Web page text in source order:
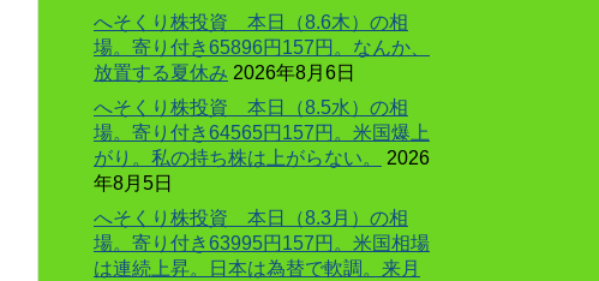
へそくり株投資 本日（8.6木）の相
場。寄り付き65896円157円。なんか、
放置する夏休み 2026年8月6日
へそくり株投資 本日（8.5水）の相
場。寄り付き64565円157円。米国爆上
がり。私の持ち株は上がらない。
2026
年8月5日
へそくり株投資 本日（8.3月）の相
場。寄り付き63995円157円。米国相場
は連続上昇。日本は為替で軟調。来月